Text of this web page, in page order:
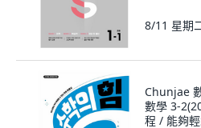
8/11 星期
Chunjae
數學 3-
程 / 能夠